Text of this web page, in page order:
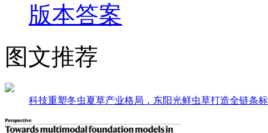
版本答案
图文推荐
科技重塑冬虫夏草产业格局，东阳光鲜虫草打造全链条